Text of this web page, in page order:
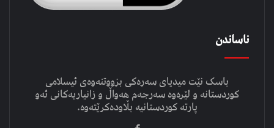
ناساندن
باسک نێت میدیای سەرەکی بزووتنەوەی ئیسلامی
کوردستانە و لێرەوە سەرجەم هەواڵ و زانیاریەکانی ئەو
پارتە کوردستانیە بڵاودەکرێتەوە.